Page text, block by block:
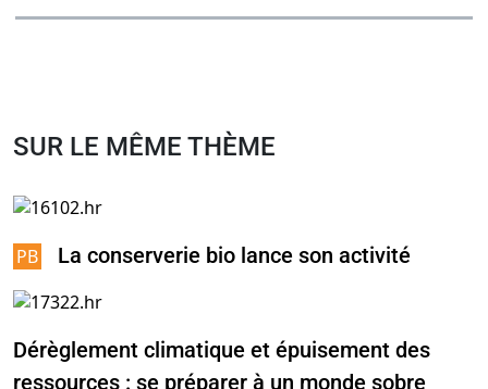
SUR LE MÊME THÈME
La conserverie bio lance son activité
Dérèglement climatique et épuisement des
ressources : se préparer à un monde sobre